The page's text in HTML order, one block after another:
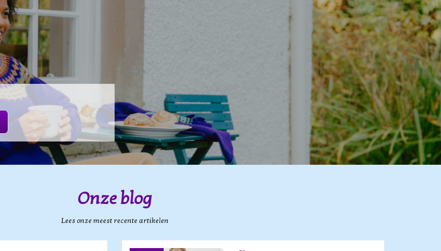
Onze blog
Lees onze meest recente artikelen